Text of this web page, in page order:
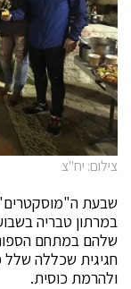
צילום: יח"צ
שבעת ה"מוסקטרים"
במרתון טבריה
שלהם במתחם
חגיגית שכללה שלל
ולהרמת כוסית.